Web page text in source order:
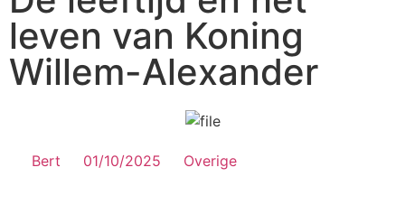
leven van Koning
Willem-Alexander
Bert 01/10/2025 Overige